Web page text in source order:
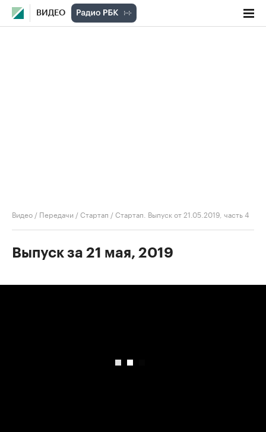
ВИДЕО
Видео / Передачи /Стартап /Стартап. Выпуск от 21.05.2019, часть 4
Выпуск за 21 мая, 2019